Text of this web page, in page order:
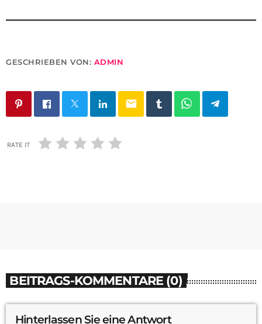
GESCHRIEBEN VON: ADMIN
email
RATE IT
BEITRAGS-KOMMENTARE (0)
Hinterlassen Sie eine Antwort